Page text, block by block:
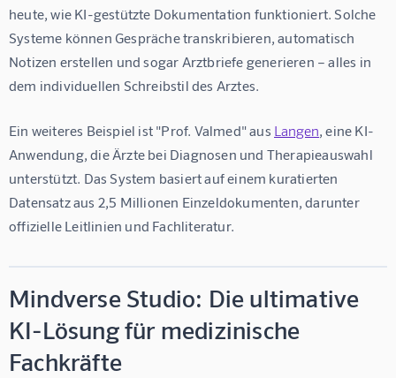
heute, wie KI-gestützte Dokumentation funktioniert. Solche
Systeme können Gespräche transkribieren, automatisch
Notizen erstellen und sogar Arztbriefe generieren – alles in
dem individuellen Schreibstil des Arztes.
Ein weiteres Beispiel ist "Prof. Valmed" aus Langen, eine KI-
Anwendung, die Ärzte bei Diagnosen und Therapieauswahl
unterstützt. Das System basiert auf einem kuratierten
Datensatz aus 2,5 Millionen Einzeldokumenten, darunter
offizielle Leitlinien und Fachliteratur.
Mindverse Studio: Die ultimative
KI-Lösung für medizinische
Fachkräfte